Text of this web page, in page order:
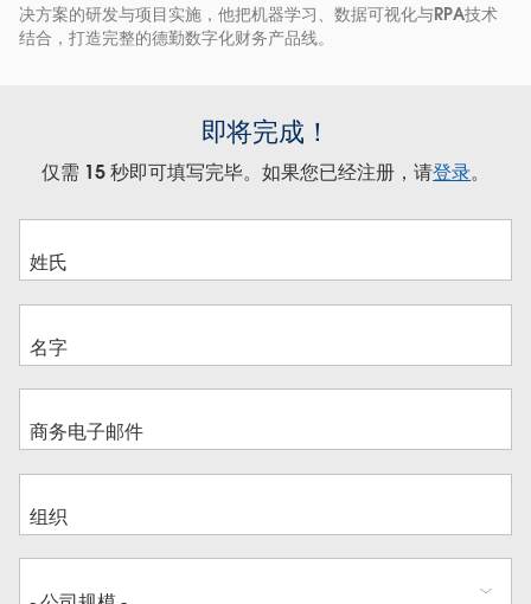
决方案的研发与项目实施，他把机器学习、数据可视化与RPA技术
结合，打造完整的德勤数字化财务产品线。
即将完成！
仅需 15 秒即可填写完毕。如果您已经注册，请登录。